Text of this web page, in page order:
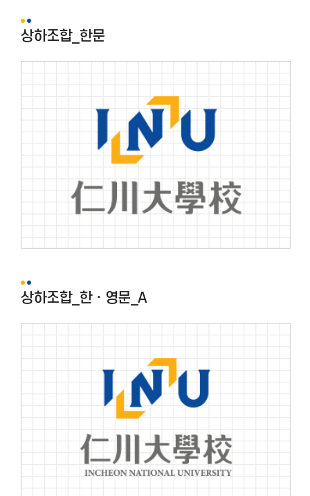
상하조합_한문
상하조합_한ㆍ영문_A